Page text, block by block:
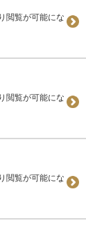
閲覧が可能にな
閲覧が可能にな
閲覧が可能にな